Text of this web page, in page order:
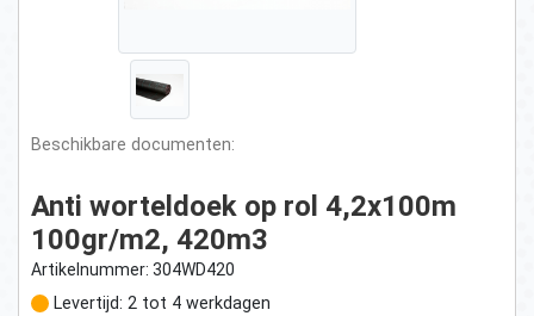
Beschikbare documenten:
Anti worteldoek op rol 4,2x100m
100gr/m2, 420m3
Artikelnummer: 304WD420
Levertijd: 2 tot 4 werkdagen